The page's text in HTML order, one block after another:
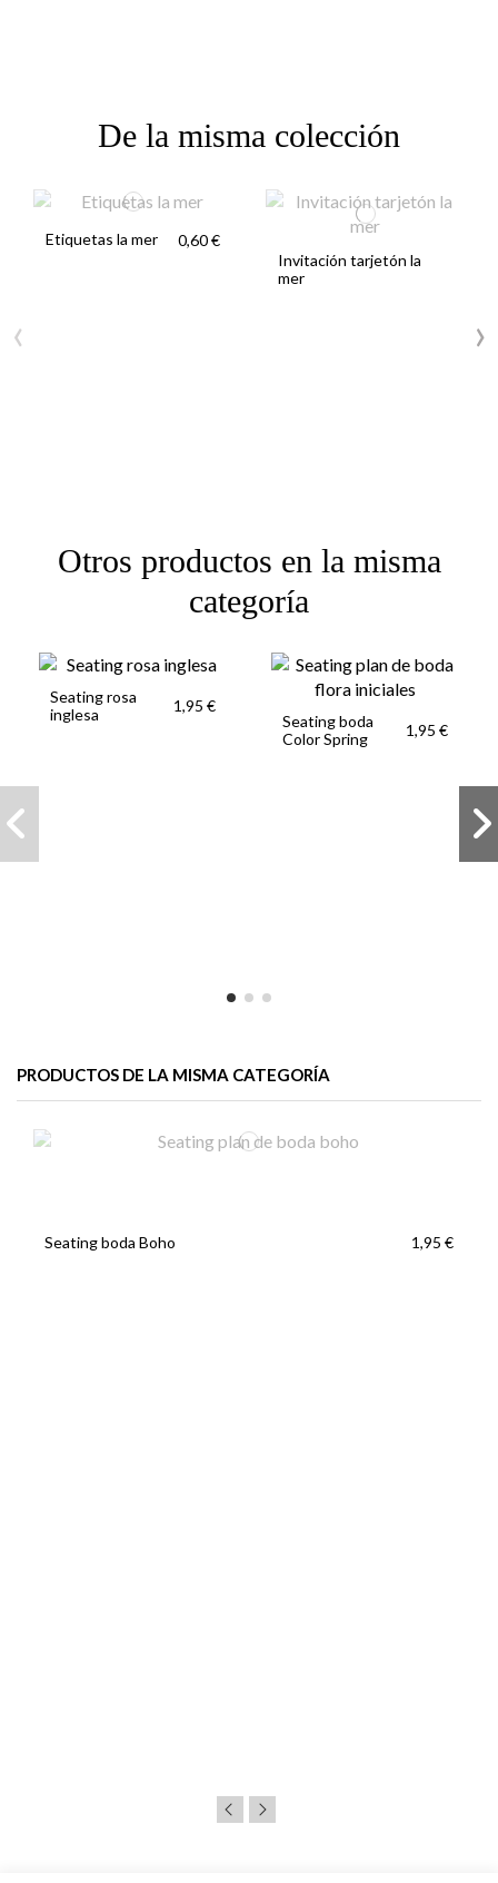
De la misma colección
Etiquetas la mer
0,60 €
Invitación tarjetón la
mer
‹ ›
Otros productos en la misma
categoría
Seating rosa
inglesa
1,95 €
Seating boda
Color Spring
1,95 €
PRODUCTOS DE LA MISMA CATEGORÍA
Seating boda Boho 1,95 €